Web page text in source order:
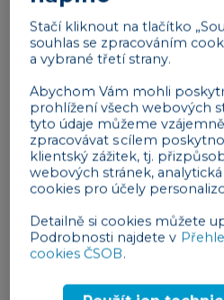
z lihu. Cena 500 ml
57 Kč na 64,50 Kč.
vzroste o 3 procentní
zvýší také spotřební
ke kouření, surového
zahřívaných
Změna metod
rezerv pojišťoven
Pojišťovny si musí povinně
(technické) rezervy pro
Stačí kliknout na tlačítko
souhlas se zpracováním
a vybrané třetí strany.
Abychom Vám mohli
prohlížení všech webových
tyto údaje můžeme
zpracovávat s cílem
klientský zážitek, tj.
webových stránek,
cookies pro účely
Detailně si cookies můžete
Podrobnosti najdete v
cookies ČSOB.